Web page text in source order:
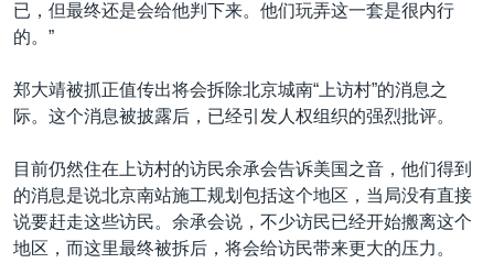
已，但最终还是会给他判下来。他们玩弄这一套是很内行
的。”
郑大靖被抓正值传出将会拆除北京城南“上访村”的消息之
际。这个消息被披露后，已经引发人权组织的强烈批评。
目前仍然住在上访村的访民余承会告诉美国之音，他们得到
的消息是说北京南站施工规划包括这个地区，当局没有直接
说要赶走这些访民。余承会说，不少访民已经开始搬离这个
地区，而这里最终被拆后，将会给访民带来更大的压力。